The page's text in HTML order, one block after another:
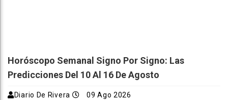
Horóscopo Semanal Signo Por Signo: Las
Predicciones Del 10 Al 16 De Agosto
Diario De Rivera 09 Ago 2026